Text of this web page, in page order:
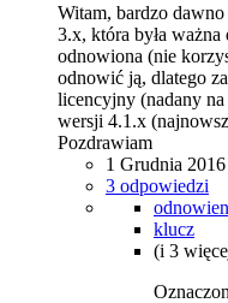
Witam, bardzo
3.x, która była ważna
odnowiona (nie
odnowić ją, dlatego
licencyjny (nadany na
wersji 4.1.x
Pozdrawiam
1 Grudnia 2016
3 odpowiedzi
klucz
(i 3